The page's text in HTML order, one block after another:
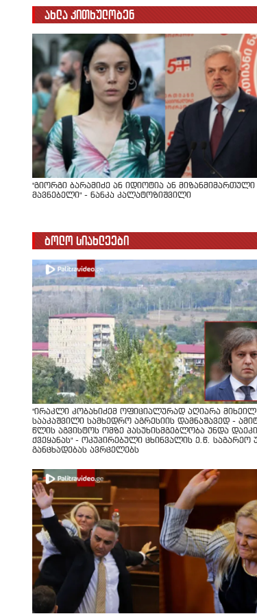
ახლა კითხულობენ
"გიორგი ბარამიძე ან იდიოტია ან მიზანმიმართული
მავნებელი" - ნანკა კალატოზიშვილი
ბოლო სიახლეები
"ირაკლი კობახიძემ ოფიციალურად აღიარა მიხეილ
სააკაშვილი სამხედრო აგრესიის დამნაშავედ -
წლის აგვისტოს ომზე პასუხისმგებლობა უნდა
ქვეყანას" - ოკუპირებული ცხინვალის ე.წ. საგარეო
განცხადებას ავრცელებს